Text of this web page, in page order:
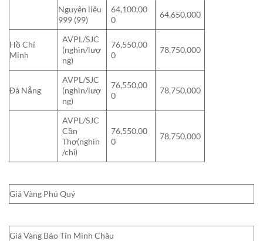
Nguyên liêu
999 (99)
64,100,00
0
64,650,000
Hồ Chí
Minh
AVPL/SJC
(nghìn/lượ
ng)
76,550,00
0
78,750,000
Đà Nẵng
AVPL/SJC
(nghìn/lượ
ng)
76,550,00
0
78,750,000
AVPL/SJC
Cần
Thơ(nghìn
/chỉ)
76,550,00
0
78,750,000
Giá Vàng Phú Quý
Giá Vàng Bảo Tín Minh Châu